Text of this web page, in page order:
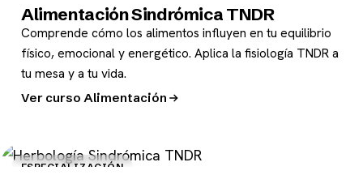
Alimentación Sindrómica TNDR
Comprende cómo los alimentos influyen en tu equilibrio
físico, emocional y energético. Aplica la fisiología TNDR a
tu mesa y a tu vida.
Ver curso Alimentación
ESPECIALIZACIÓN